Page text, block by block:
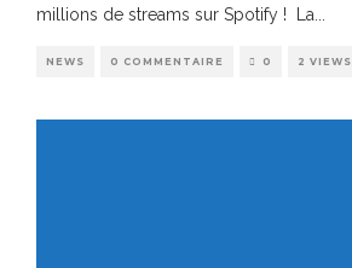
millions de streams sur Spotify ! La...
NEWS 0 COMMENTAIRE 0 2 VIEWS